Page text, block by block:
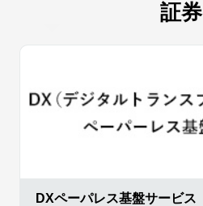
証券
DXペーパレス基盤サービス